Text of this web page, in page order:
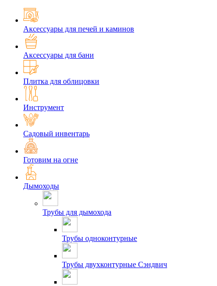
Аксессуары для печей и каминов
Аксессуары для бани
Плитка для облицовки
Инструмент
Садовый инвентарь
Готовим на огне
Дымоходы
Трубы для дымохода
Трубы одноконтурные
Трубы двухконтурные Сэндвич